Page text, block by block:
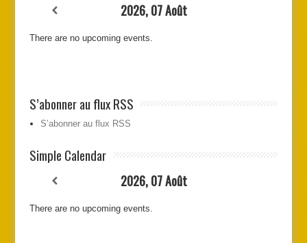
2026, 07 Août
There are no upcoming events.
S’abonner au flux RSS
S’abonner au flux RSS
Simple Calendar
2026, 07 Août
There are no upcoming events.